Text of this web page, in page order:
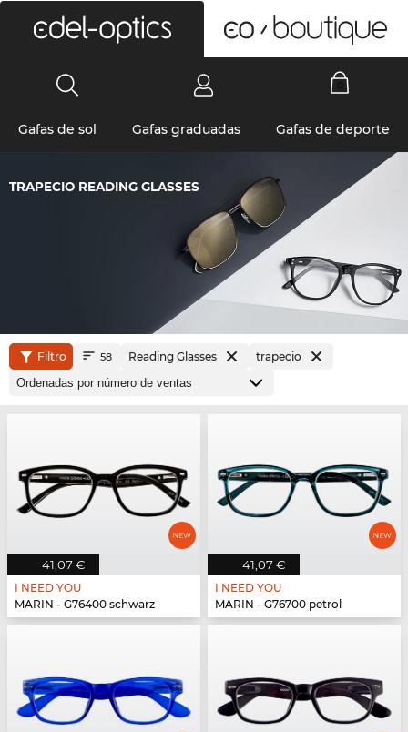
Gafas de sol Gafas graduadas Gafas de deporte
TRAPECIO READING GLASSES
Filtro 58 Reading Glasses trapecio
41,07 €
I NEED YOU
MARIN - G76400 schwarz
41,07 €
I NEED YOU
MARIN - G76700 petrol